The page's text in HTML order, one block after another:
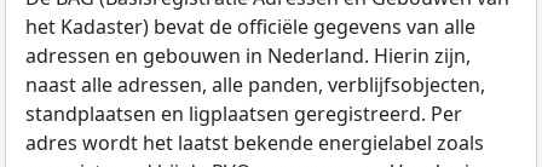
het Kadaster) bevat de officiële gegevens van alle
adressen en gebouwen in Nederland. Hierin zijn,
naast alle adressen, alle panden, verblijfsobjecten,
standplaatsen en ligplaatsen geregistreerd. Per
adres wordt het laatst bekende energielabel zoals